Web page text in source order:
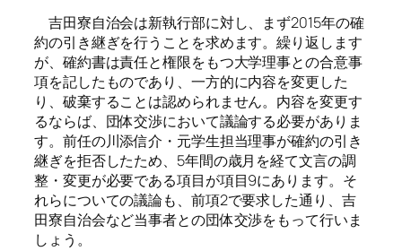
吉田寮自治会は新執行部に対し、まず2015年の確
約の引き継ぎを行うことを求めます。繰り返します
が、確約書は責任と権限をもつ大学理事との合意事
項を記したものであり、一方的に内容を変更した
り、破棄することは認められません。内容を変更す
るならば、団体交渉において議論する必要がありま
す。前任の川添信介・元学生担当理事が確約の引き
継ぎを拒否したため、5年間の歳月を経て文言の調
整・変更が必要である項目が項目9にあります。そ
れらについての議論も、前項2で要求した通り、吉
田寮自治会など当事者との団体交渉をもって行いま
しょう。